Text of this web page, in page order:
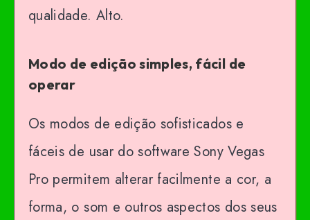
qualidade. Alto.
Modo de edição simples, fácil de
operar
Os modos de edição sofisticados e
fáceis de usar do software Sony Vegas
Pro permitem alterar facilmente a cor, a
forma, o som e outros aspectos dos seus